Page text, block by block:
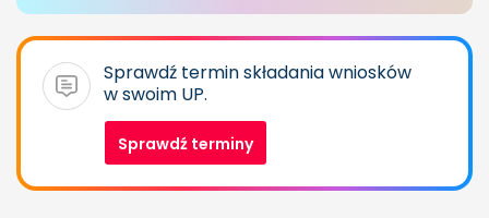
Sprawdź termin składania wniosków
w swoim UP.
Sprawdź terminy